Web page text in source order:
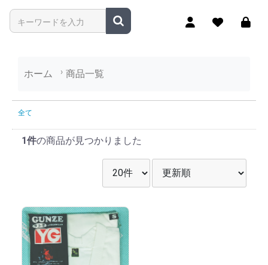
商品名やキーワードを入力
ホーム 商品一覧
商品一覧
全て
1件の商品が見つかりました
並び順を選択